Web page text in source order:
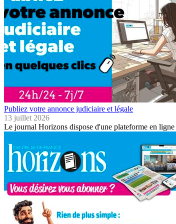
Publiez votre annonce judiciaire et légale
13 juillet 2026
Le journal Horizons dispose d'une plateforme en